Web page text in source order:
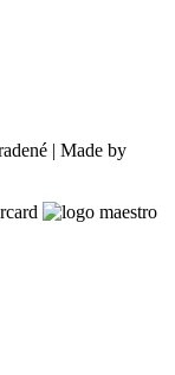
| Made by